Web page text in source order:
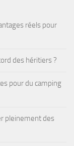
réels pour
des héritiers ?
pour du camping
pleinement des